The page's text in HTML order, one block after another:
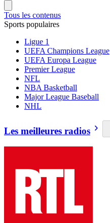
Tous les contenus
Sports populaires
Ligue 1
UEFA Champions League
UEFA Europa League
Premier League
NFL
NBA Basketball
Major League Baseball
NHL
Les meilleures radios